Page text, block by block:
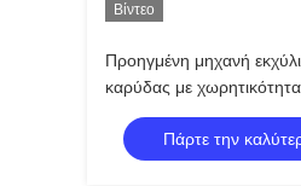
Βίντεο
Προηγμένη μηχανή
καρύδας με
χωρητικότητα παρτίδας
Πάρτε την